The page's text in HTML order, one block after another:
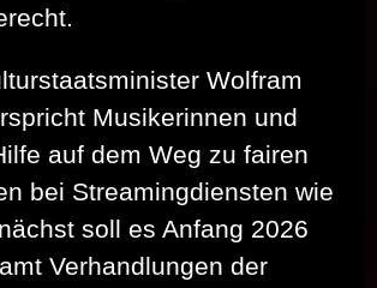
Wolfram
Musikerinnen und
auf dem Weg zu fairen
bei Streamingdiensten wie
soll es Anfang 2026
Verhandlungen der